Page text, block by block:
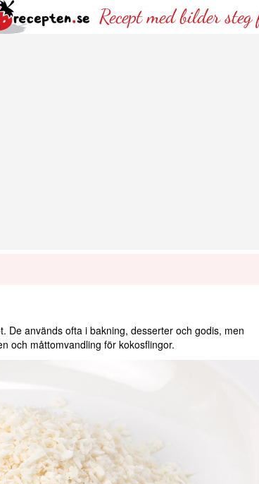
Recept med bilder
De används ofta i bakning, desserter och godis, men
och måttomvandling för kokosflingor.